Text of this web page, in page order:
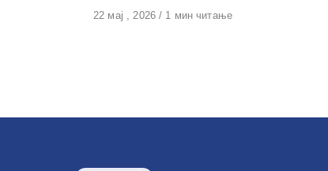
Објавено
22 мај , 2026 1 мин читање